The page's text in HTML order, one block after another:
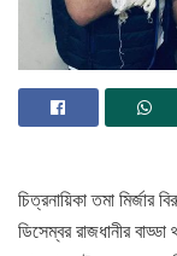
চিত্রনায়িকা তমা মির্জার
ডিসেম্বর রাজধানীর বাড্ডা